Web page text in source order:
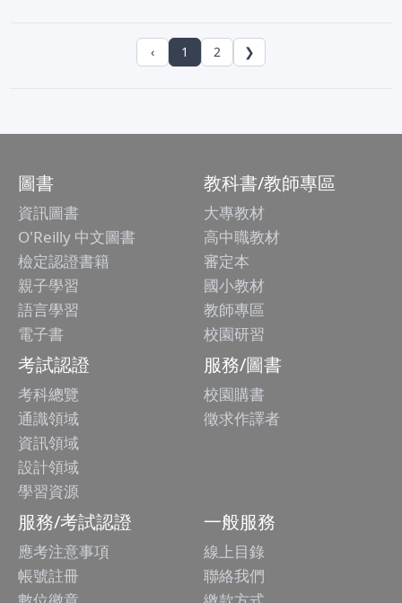
‹ 1 2 ❯
圖書
資訊圖書
O'Reilly 中文圖書
檢定認證書籍
親子學習
語言學習
電子書
教科書/教師專區
大專教材
高中職教材
審定本
國小教材
教師專區
校園研習
考試認證
考科總覽
通識領域
資訊領域
設計領域
學習資源
服務/圖書
校園購書
徵求作譯者
服務/考試認證
應考注意事項
帳號註冊
一般服務
線上目錄
聯絡我們